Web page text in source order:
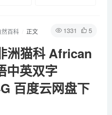
1331 5
然百科 正文
洲猫科 African
中英双字
百度云网盘下